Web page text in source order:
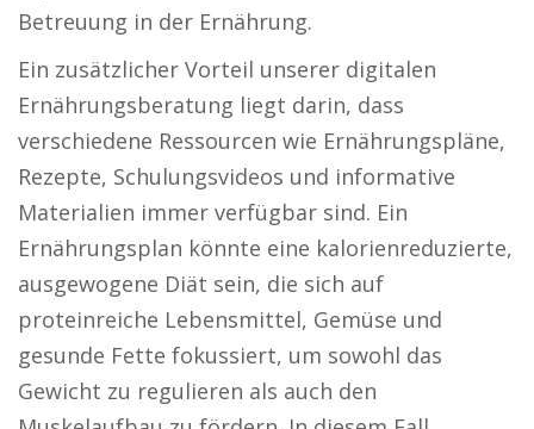
Betreuung in der Ernährung.
Ein zusätzlicher Vorteil unserer digitalen
Ernährungsberatung liegt darin, dass
verschiedene Ressourcen wie Ernährungspläne,
Rezepte, Schulungsvideos und informative
Materialien immer verfügbar sind. Ein
Ernährungsplan könnte eine kalorienreduzierte,
ausgewogene Diät sein, die sich auf
proteinreiche Lebensmittel, Gemüse und
gesunde Fette fokussiert, um sowohl das
Gewicht zu regulieren als auch den